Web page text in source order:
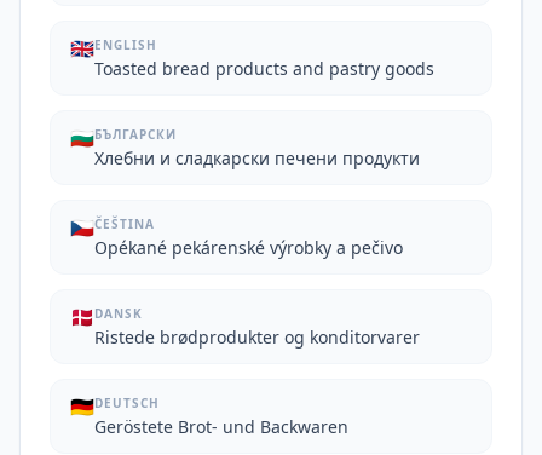
🇬🇧ENGLISH
Toasted bread products and pastry goods
🇧🇬БЪЛГАРСКИ
Хлебни и сладкарски печени продукти
🇨🇿ČEŠTINA
Opékané pekárenské výrobky a pečivo
🇩🇰 DANSK
Ristede brødprodukter og konditorvarer
🇩🇪DEUTSCH
Geröstete Brot- und Backwaren